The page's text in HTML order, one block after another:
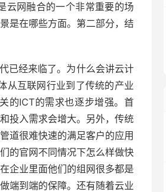
云网融合的一个非常重要的场
是在哪些方面。第二部分，结
已经来临了。为什么会讲云计
从互联网行业到了传统的产业
的ICT的需求也逐步增强。首
投入需求会增大。另外，传统
道很难快速的满足客户的应用
的官网不同情况下怎么样做快
企业里面他们的组网很多都是
端到端的保障。还有随着云业